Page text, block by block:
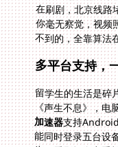
不到的，全靠算法
多平台支持，
留学生的生活是碎
《声生不息》，电
加速器支持
能同时登录五
为了看剧把全
分流。你访问
Instagram、
速度，又不影
开就把你所